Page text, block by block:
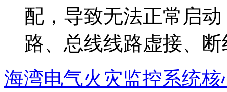
配，导致无法正常启
路、总线线路虚接、
海湾电气火灾监控系统